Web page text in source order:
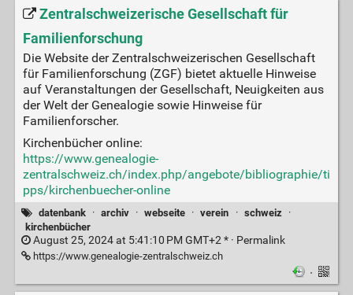
Zentralschweizerische Gesellschaft für
Familienforschung
Die Website der Zentralschweizerischen Gesellschaft
für Familienforschung (ZGF) bietet aktuelle Hinweise
auf Veranstaltungen der Gesellschaft, Neuigkeiten aus
der Welt der Genealogie sowie Hinweise für
Familienforscher.
Kirchenbücher online:
https://www.genealogie-
zentralschweiz.ch/index.php/angebote/bibliographie/ti
pps/kirchenbuecher-online
datenbank · archiv · webseite · verein · schweiz
·
kirchenbücher
August 25, 2024 at 5:41:10 PM GMT+2 * · Permalink
https://www.genealogie-zentralschweiz.ch
·